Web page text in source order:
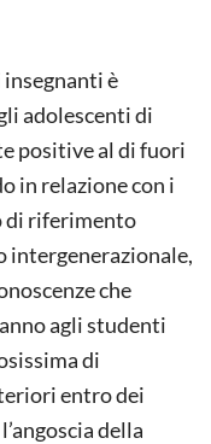
è
adolescenti di
positive al di fuori
in relazione con i
di riferimento
che
agli studenti
di
entro dei
della